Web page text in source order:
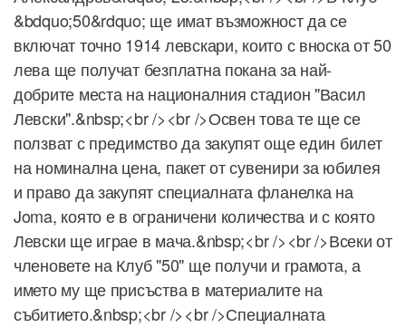
&bdquo;50&rdquo; ще имат възможност да се
включат точно 1914 левскари, които с вноска от 50
лева ще получат безплатна покана за най-
добрите места на националния стадион "Васил
Левски".&nbsp;<br /><br />Освен това те ще се
ползват с предимство да закупят още един билет
на номинална цена, пакет от сувенири за юбилея
и право да закупят специалната фланелка на
Joma, която е в ограничени количества и с която
Левски ще играе в мача.&nbsp;<br /><br />Всеки от
членовете на Клуб "50" ще получи и грамота, а
името му ще присъства в материалите на
събитието.&nbsp;<br /><br />Специалната